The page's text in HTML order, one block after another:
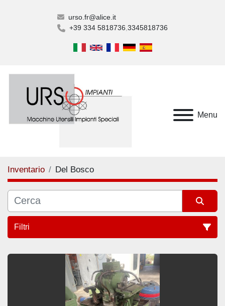
urso.fr@alice.it
+39 334 5818736 3345818736
Menu
Inventario Del Bosco
Filtri
Tutte le categorie
Ordina per